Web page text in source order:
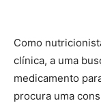
Como
clínica, a uma
medicamento
procura uma